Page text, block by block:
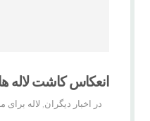
انعکاس کاشت لاله
در اخبار دیگران لاله برای